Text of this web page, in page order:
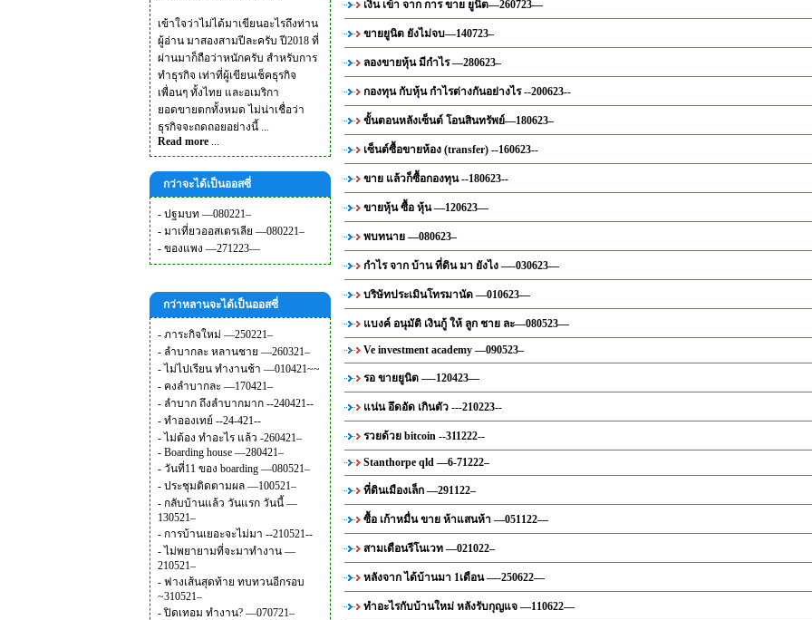
เข้าใจว่าไม่ได้มาเขียนอะไรถึงท่าน
ผู้อ่าน มาสองสามปีละครับ ปี2018 ที่
ผ่านมาก็ถือว่าหนักครับ สำหรับการ
ทำธุรกิจ เท่าที่ผู้เขียนเช็คธุรกิจ
เพื่อนๆ ทั้งไทย และอเมริกา
ยอดขายตกทั้งหมด ไม่น่าเชื่อว่า
ธุรกิจจะถดถอยอย่างนี้ ...
Read more ...
กว่าจะได้เป็นออสซี่
- ปฐมบท —080221–
- มาเที่ยวออสเตรเลีย —080221–
- ของแพง —271223—
กว่าหลานจะได้เป็นออสซี่
- ภาระกิจใหม่ —250221–
- ลำบากละ หลานชาย —260321–
- ไม่ไปเรียน ทำงานช้า —010421~~
- คงลำบากละ —170421–
- ลำบาก ถึงลำบากมาก --240421--
- ทำอองเทย์ --24-421--
- ไม่ต้อง ทำอะไร แล้ว -260421–
- Boarding house —280421–
- วันที่11 ของ boarding —080521–
- ประชุมติดตามผล —100521–
- กลับบ้านแล้ว วันแรก วันนี้ —
130521–
- การบ้านเยอะจะไม่มา --210521--
- ไม่พยายามที่จะมาทำงาน —
210521–
- ฟางเส้นสุดท้าย ทบทวนอีกรอบ
~310521–
-ปิดเทอม ทำงาน? —070721–
เงิน เข้า จาก การ ขาย ยูนิต—260723—
ขายยูนิต ยังไม่จบ—140723–
ลองขายหุ้น มีกำไร —280623–
กองทุน กับหุ้น กำไรต่างกันอย่างไร --200623--
ขั้นตอนหลังเซ็นต์ โอนสินทรัพย์—180623–
เซ็นต์ซื้อขายห้อง (transfer) --160623--
ขาย แล้วก็ซื้อกองทุน --180623--
ขายหุ้น ซื้อ หุ้น —120623—
พบทนาย —080623–
กำไร จาก บ้าน ที่ดิน มา ยังไง —-030623—
บริษัทประเมินโทรมานัด —010623—
แบงค์ อนุมัติ เงินกู้ ให้ ลูก ชาย ละ—080523—
Ve investment academy —090523–
รอ ขายยูนิต —-120423—
แน่น อึดอัด เกินตัว ---210223--
รวยด้วย bitcoin --311222--
Stanthorpe qld —6-71222–
ที่ดินเมืองเล็ก —291122–
ซื้อ เก้าหมื่น ขาย ห้าแสนห้า —051122—
สามเดือนรีโนเวท —021022–
หลังจาก ได้บ้านมา 1เดือน —-250622—
ทำอะไรกับบ้านใหม่ หลังรับกุญแจ —110622—